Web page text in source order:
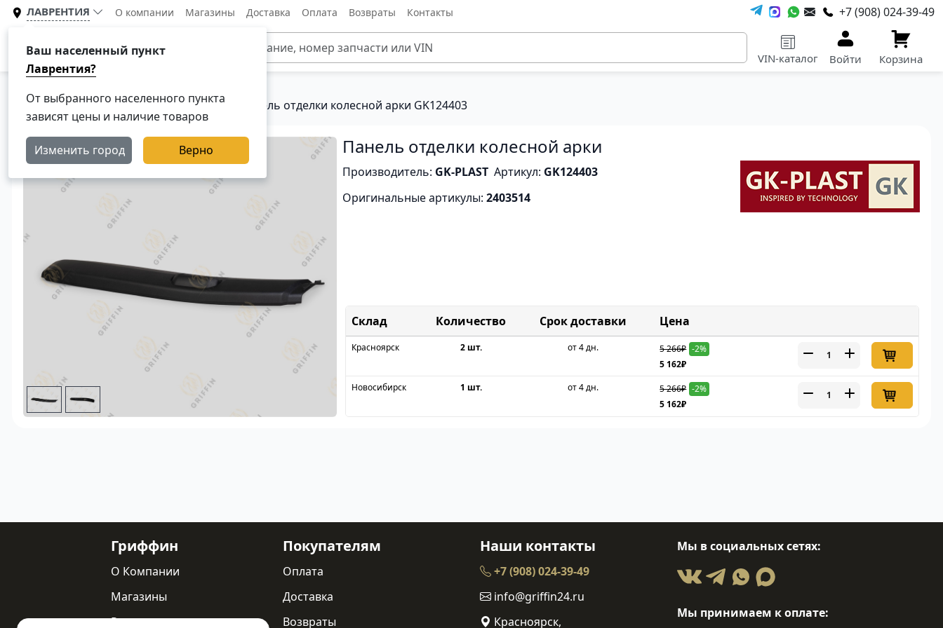
ЛАВРЕНТИЯ
Ваш населенный пункт
Лаврентия?
От выбранного населенного пункта
зависят цены и наличие товаров
Изменить город Верно
О компании Магазины Доставка Оплата Возвраты Контакты +7 (908) 024-39-49
Каталог
VIN-каталог Войти Корзина
Главная Каталог Кузовные детали Панель отделки колесной арки GK124403
Панель отделки колесной арки
Производитель: GK-PLAST Артикул: GK124403
Оригинальные артикулы:2403514
Склад Срок доставки Цена
Красноярск 2 шт. от 4 дн. 5 266₽ -2%
5 162₽
Новосибирск
1 шт. от 4 дн. 5 266₽ -2%
5 162₽
Гриффин
О Компании
Магазины
Реквизиты
Покупателям
Оплата
Доставка
Возвраты
Наши контакты
+7 (908) 024-39-49
info@griffin24.ru
Красноярск,
Мы в социальных сетях:
Мы принимаем к оплате: